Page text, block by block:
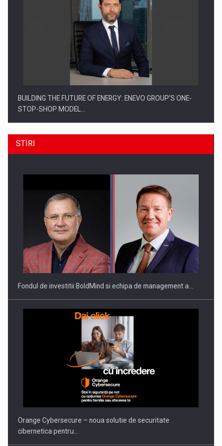
BUILDING THE FUTURE OF ENERGY: ENEVO GROUP’S ONE-
STOP-SHOP MODEL…
ROOTED IN ROMANIA, BUILT TO DELIVER TECHNOLOGY FOR
THE…
PUTTING ROMANIAN CORPORATE COMPANIES ON THE
INTERNATIONAL BUSINESS SCENE
STIRI
Fondul de investitii BoldMind si echipa de management a…
Orange Cybersecure – noua solutie de securitate
cibernetica pentru…